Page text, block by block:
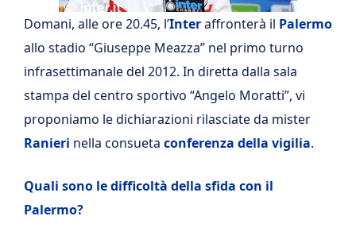
Domani, alle ore 20.45, l’Interaffronterà il Palermo
allo stadio “Giuseppe Meazza” nel primo turno
infrasettimanale del 2012. In diretta dalla sala
stampa del centro sportivo “Angelo Moratti”, vi
proponiamo le dichiarazioni rilasciate da mister
Ranieri nella consueta conferenza della vigilia.
Quali sono le difficoltà della sfida con il
Palermo?